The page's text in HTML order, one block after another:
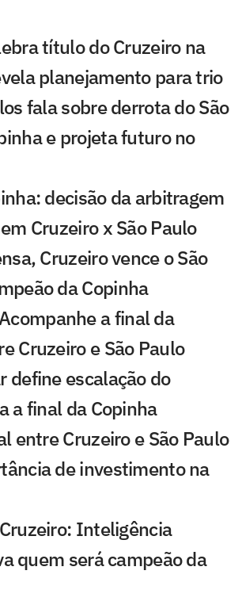
título do Cruzeiro na
planejamento para trio
fala sobre derrota do São
e projeta futuro no
decisão da arbitragem
Cruzeiro x São Paulo
Cruzeiro vence o São
da Copinha
a final da
Cruzeiro e São Paulo
define escalação do
a final da Copinha
entre Cruzeiro e São Paulo
de investimento na
Inteligência
quem será campeão da